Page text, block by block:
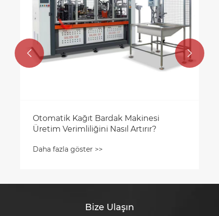
Otomatik Kağıt Bardak Makinesi
Üretim Verimliliğini Nasıl Artırır?
Daha fazla göster >>
 
Bize Ulaşın